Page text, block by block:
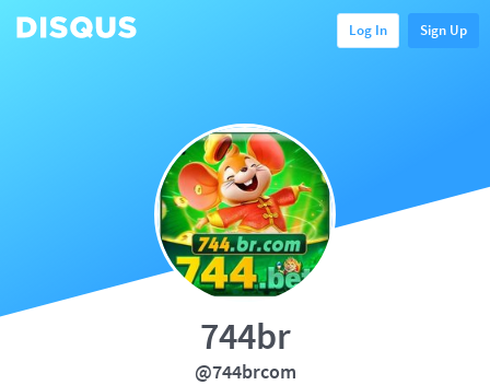
Log In Sign Up
744br
@744brcom